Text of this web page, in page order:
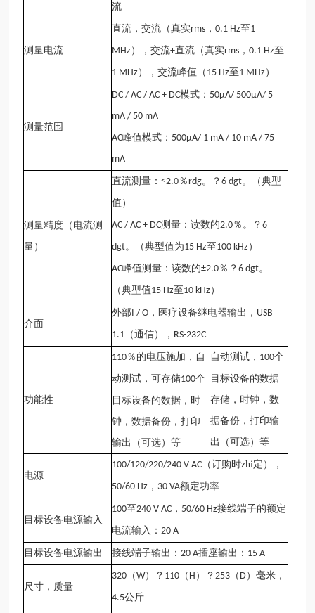
流
测量电流
直流，交流（真实rms ，0.1 Hz至1
MHz ），交流+直流（真实rms ，0.1 Hz至
1 MHz ），交流峰值（ 15 Hz至1 MHz ）
测量范围
DC / AC / AC + DC模式： 50μA/ 500μA/ 5
mA / 50 mA
AC峰值模式： 500μA/ 1 mA / 10 mA / 75
mA
测量精度（电流测
量）
直流测量：≤2.0％ rdg。？6 dgt。（典型
值）
AC / AC + DC测量：读数的2.0％。？6
dgt。（典型值为15 Hz至100 kHz ）
AC峰值测量：读数的±2.0％？6 dgt。
（典型值15 Hz至10 kHz ）
介面
外部I / O ，医疗设备继电器输出， USB
1.1 （通信）， RS-232C
功能性
110％的电压施加，自
动测试，可存储100个
目标设备的数据，时
钟，数据备份，打印
输出（可选）等
自动测试， 100个
目标设备的数据
存储，时钟，数
据备份，打印输
出（可选）等
电源
100/120/220/240 V AC （订购时zhi定），
50/60 Hz ， 30 VA额定功率
目标设备电源输入
100至240 V AC ， 50/60 Hz接线端子的额定
电流输入： 20 A
目标设备电源输出 接线端子输出： 20 A插座输出： 15 A
尺寸，质量
320 （W）？ 110 （ H ）？ 253 （ D）毫米，
4.5公斤